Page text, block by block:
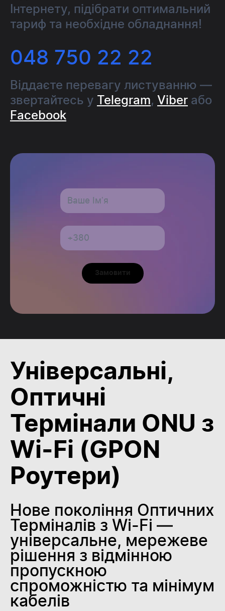
Інтернету, підібрати оптимальний
тариф та необхідне обладнання!
048 750 22 22
Віддаєте перевагу листуванню —
звертайтесь у Telegram, Viber або
Facebook
Замовити
Універсальні,
Оптичні
Термінали ONU з
Wi-Fi (GPON
Роутери)
Нове покоління Оптичних
Терміналів з Wi-Fi —
універсальне, мережеве
рішення з відмінною
пропускною
спроможністю та мінімум
кабелів